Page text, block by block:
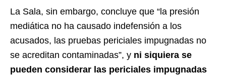
La Sala, sin embargo, concluye que “la presión
mediática no ha causado indefensión a los
acusados, las pruebas periciales impugnadas no
se acreditan contaminadas”, y ni siquiera se
pueden considerar las periciales impugnadas